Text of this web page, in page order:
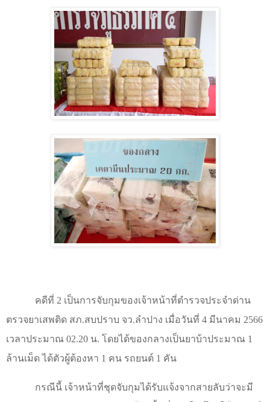
คดีที่ 2 เป็นการจับกุมของเจ้าหน้าที่ตำรวจประจำด่าน
ตรวจยาเสพติด สภ.สบปราบ จว.ลำปาง เมื่อวันที่ 4 มีนาคม 2566
เวลาประมาณ 02.20 น. โดยได้ของกลางเป็นยาบ้าประมาณ 1
ล้านเม็ด ได้ตัวผู้ต้องหา 1 คน รถยนต์ 1 คัน
กรณีนี้ เจ้าหน้าที่ชุดจับกุมได้รับแจ้งจากสายลับว่าจะมี